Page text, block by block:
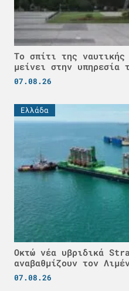
Το σπίτι της
μείνει στην υπηρεσία
07.08.26
Ελλάδα
Οκτώ νέα υβριδικά
αναβαθμίζουν τον
07.08.26